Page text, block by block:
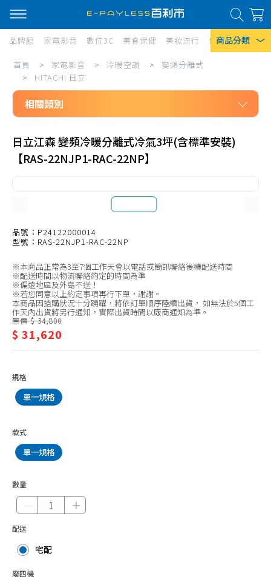
商品分類
熱門搜尋
風扇
口罩
除濕機
衛生紙
品牌館 家電影音 數位3C 美食保健 美妝流行 傢俱寢具 居
家
影
音/
冷
空
頻
分
離
式/HITACHI
日
立
首頁 > 家電影音 > 冷暖空調 >
變頻分離式
>
HITACHI 日立
相關類別
冷暖空調
SAMPO 聲寶
Panasonic 國際牌
HERAN 禾聯
SANLUX 台灣三洋
MITSUBISHI 三菱電機
MITSUBISHI 三菱重工
SHARP 夏普
CHIMEI 奇美
MAXE 萬士益
FUJITSU 富士通
Kolin 歌林
TECO 東元
日立江森 變頻冷暖分離式冷氣3坪(含標準安裝)
【RAS-22NJP1-RAC-22NP】
品號：P24122000014
型號：RAS-22NJP1-RAC-22NP
※本商品正常為3至7個工作天會以電話或簡訊聯絡後續配送時間
※配送時間以物流聯絡約定的時間為準
※偏遠地區及外島不送！
※若您同意以上約定事項再行下單，謝謝。
本商品因搶購狀況十分踴躍，將依訂單順序陸續出貨， 如無法於5個工
作天內出貨將另行通知，實際出貨時間以廠商通知為準。
原價 $ 34,800
$ 31,620
規格
單一規格
款式
單一規格
數量
＋
配送
宅配
廢四機